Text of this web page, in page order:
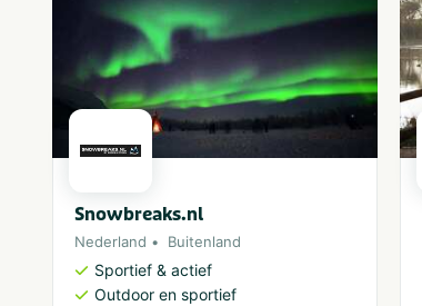
Snowbreaks.nl
Nederland Buitenland
Sportief & actief
Outdoor en sportief